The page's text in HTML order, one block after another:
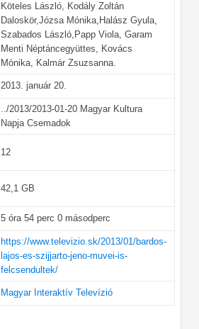
Köteles László, Kodály Zoltán
Daloskör,Józsa Mónika,Halász Gyula,
Szabados László,Papp Viola, Garam
Menti Néptáncegyüttes, Kovács
Mónika, Kalmár Zsuzsanna.
2013. január 20.
../2013/2013-01-20 Magyar Kultura
Napja Csemadok
12
42,1 GB
5 óra 54 perc 0 másodperc
https://www.televizio.sk/2013/01/bardos-
lajos-es-szijjarto-jeno-muvei-is-
felcsendultek/
Magyar Interaktív Televízió